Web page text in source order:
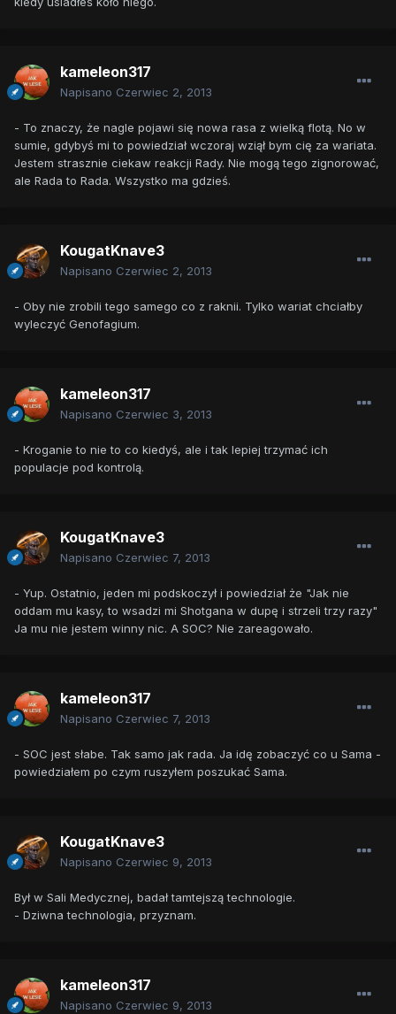
kameleon317
Napisano Czerwiec 2, 2013
- To znaczy, że nagle pojawi się nowa rasa z wielką flotą. No w
sumie, gdybyś mi to powiedział wczoraj wziął bym cię za wariata.
Jestem strasznie ciekaw reakcji Rady. Nie mogą tego zignorować,
ale Rada to Rada. Wszystko ma gdzieś.
KougatKnave3
Napisano Czerwiec 2, 2013
- Oby nie zrobili tego samego co z raknii. Tylko wariat chciałby
wyleczyć Genofagium.
kameleon317
Napisano Czerwiec 3, 2013
- Kroganie to nie to co kiedyś, ale i tak lepiej trzymać ich
populacje pod kontrolą.
KougatKnave3
Napisano Czerwiec 7, 2013
- Yup. Ostatnio, jeden mi podskoczył i powiedział że "Jak nie
oddam mu kasy, to wsadzi mi Shotgana w dupę i strzeli trzy razy"
Ja mu nie jestem winny nic. A SOC? Nie zareagowało.
kameleon317
Napisano Czerwiec 7, 2013
- SOC jest słabe. Tak samo jak rada. Ja idę zobaczyć co u Sama -
powiedziałem po czym ruszyłem poszukać Sama.
KougatKnave3
Napisano Czerwiec 9, 2013
Był w Sali Medycznej, badał tamtejszą technologie.
- Dziwna technologia, przyznam.
kameleon317
Napisano Czerwiec 9, 2013